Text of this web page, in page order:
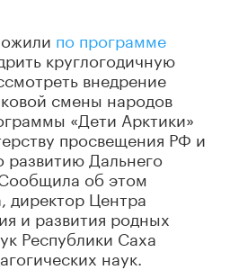
по программе
круглогодичную
внедрение
смены народов
«Дети Арктики»
просвещения РФ и
Дальнего
об этом
директор Центра
и развития родных
Республики Саха
наук.